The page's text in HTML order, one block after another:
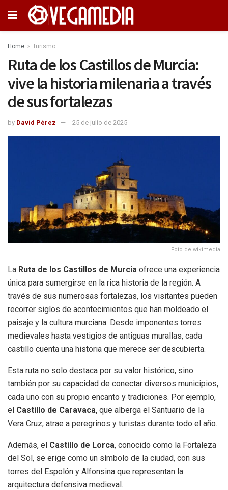
Home Turismo
Ruta de los Castillos de Murcia:
vive la historia milenaria a través
de sus fortalezas
by David Pérez 25 de julio de 2025
Foto de wikimedia
La Ruta de los Castillos de Murcia ofrece una experiencia
única para sumergirse en la rica historia de la región. A
través de sus numerosas fortalezas, los visitantes pueden
recorrer siglos de acontecimientos que han moldeado el
paisaje y la cultura murciana. Desde imponentes torres
medievales hasta vestigios de antiguas murallas, cada
castillo cuenta una historia que merece ser descubierta.
Esta ruta no solo destaca por su valor histórico, sino
también por su capacidad de conectar diversos municipios,
cada uno con su propio encanto y tradiciones. Por ejemplo,
el Castillo de Caravaca, que alberga el Santuario de la
Vera Cruz, atrae a peregrinos y turistas durante todo el año.
Además, el Castillo de Lorca, conocido como la Fortaleza
del Sol, se erige como un símbolo de la ciudad, con sus
torres del Espolón y Alfonsina que representan la
arquitectura defensiva medieval.